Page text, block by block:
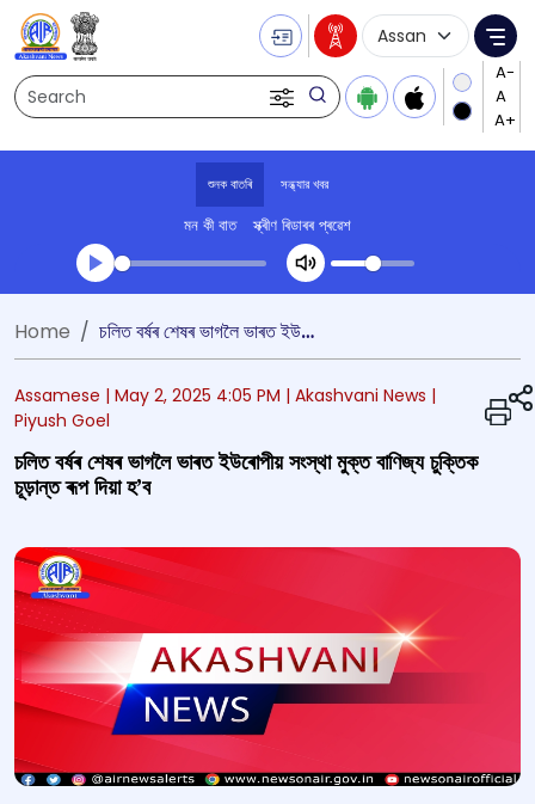
Search
Language
শুনক বাতৰি সন্ধ্যার খবর
মন কী বাত স্ক্ৰীণ ৰিডাৰৰ প্ৰৱেশ
Transcript summary
খেলা অডিঅ' সন্ধ্যার খবর
Home চলিত বৰ্ষৰ শেষৰ ভাগলৈ ভাৰত ইউৰোপীয় সংস্থা মুক্ত বাণিজ্য চুক্তিক চূড়ান্ত ৰূপ দিয়া হ’ব
Assamese | May 2, 2025 4:05 PM | Akashvani News |
Piyush Goel
চলিত বৰ্ষৰ শেষৰ ভাগলৈ ভাৰত ইউৰোপীয় সংস্থা মুক্ত বাণিজ্য চুক্তিক
চূড়ান্ত ৰূপ দিয়া হ’ব